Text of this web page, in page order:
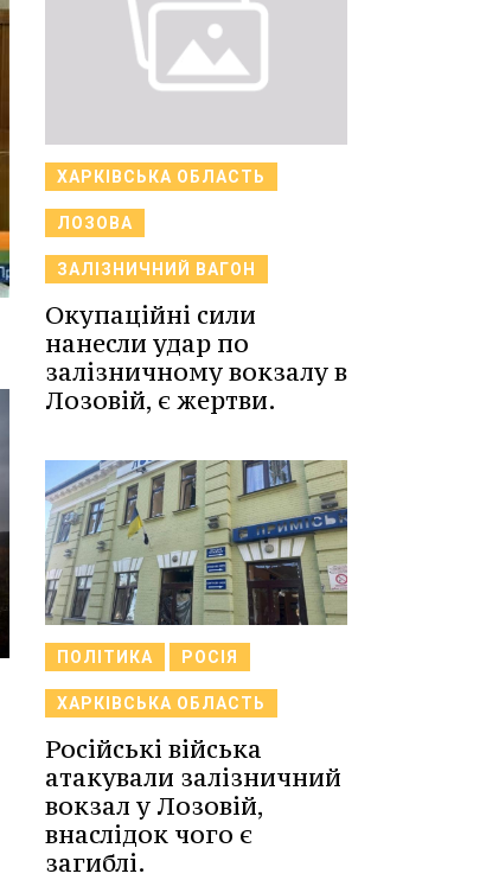
ХАРКІВСЬКА ОБЛАСТЬ
ЛОЗОВА
ЗАЛІЗНИЧНИЙ ВАГОН
Окупаційні сили
нанесли удар по
залізничному вокзалу в
Лозовій, є жертви.
ПОЛІТИКА РОСІЯ
ХАРКІВСЬКА ОБЛАСТЬ
Російські війська
атакували залізничний
вокзал у Лозовій,
внаслідок чого є
загиблі.